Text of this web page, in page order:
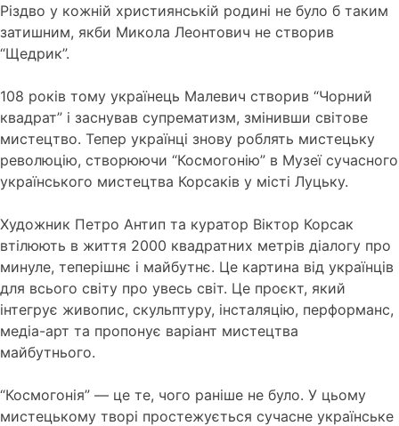
Різдво у кожній християнській родині не було б таким
затишним, якби Микола Леонтович не створив
“Щедрик”.
108 років тому українець Малевич створив “Чорний
квадрат” і заснував супрематизм, змінивши світове
мистецтво. Тепер українці знову роблять мистецьку
революцію, створюючи “Космогонію” в Музеї сучасного
українського мистецтва Корсаків у місті Луцьку.
Художник Петро Антип та куратор Віктор Корсак
втілюють в життя 2000 квадратних метрів діалогу про
минуле, теперішнє і майбутнє. Це картина від українців
для всього світу про увесь світ. Це проєкт, який
інтегрує живопис, скульптуру, інсталяцію, перформанс,
медіа-арт та пропонує варіант мистецтва
майбутнього.
“Космогонія” — це те, чого раніше не було. У цьому
мистецькому творі простежується сучасне українське